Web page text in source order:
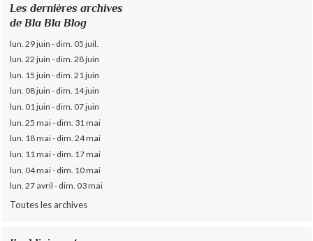
Les dernières archives
de Bla Bla Blog
lun. 29 juin - dim. 05 juil.
lun. 22 juin - dim. 28 juin
lun. 15 juin - dim. 21 juin
lun. 08 juin - dim. 14 juin
lun. 01 juin - dim. 07 juin
lun. 25 mai - dim. 31 mai
lun. 18 mai - dim. 24 mai
lun. 11 mai - dim. 17 mai
lun. 04 mai - dim. 10 mai
lun. 27 avril - dim. 03 mai
Toutes les archives